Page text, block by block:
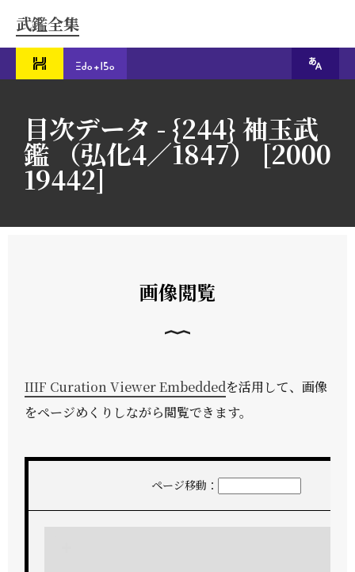
武鑑全集
目次データ - {244} 袖玉武
鑑 （弘化4／1847） [2000
19442]
画像閲覧
IIIF Curation Viewer Embeddedを活用して、画像
をページめくりしながら閲覧できます。
ページ移動：